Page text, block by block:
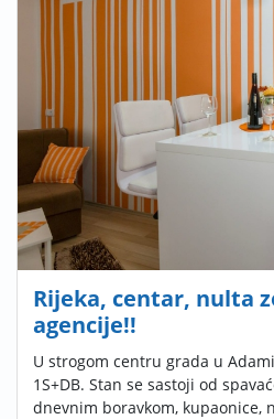
Rijeka, centar, nulta
agencije!!
U strogom centru grada u
1S+DB. Stan se sastoji od
dnevnim boravkom, kupaonice,